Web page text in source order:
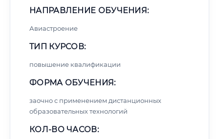
НАПРАВЛЕНИЕ ОБУЧЕНИЯ:
Авиастроение
ТИП КУРСОВ:
повышение квалификации
ФОРМА ОБУЧЕНИЯ:
заочно с применением дистанционных
образовательных технологий
КОЛ-ВО ЧАСОВ: